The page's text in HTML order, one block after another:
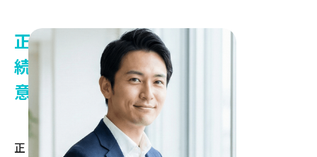
正直に言います。
続かない英語学習に、
意味はありません。
正しいやり方は、調べればわかります。